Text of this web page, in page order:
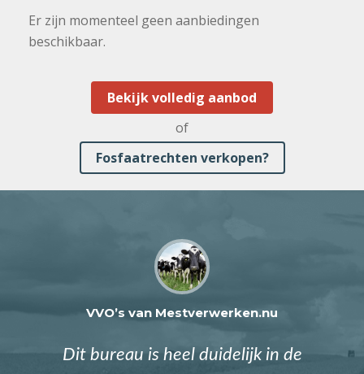
Er zijn momenteel geen aanbiedingen
beschikbaar.
Bekijk volledig aanbod
of
Fosfaatrechten verkopen?
VVO’s van Mestverwerken.nu
Dit bureau is heel duidelijk in de